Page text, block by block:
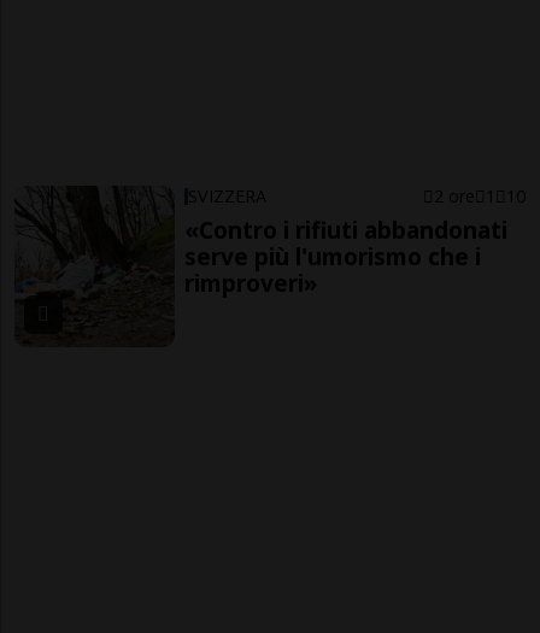
SVIZZERA 2 ore 1 10
«Contro i rifiuti abbandonati
serve più l'umorismo che i
rimproveri»